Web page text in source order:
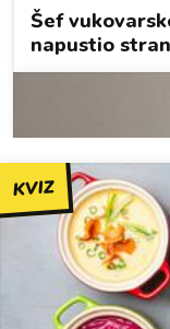
KVIZ